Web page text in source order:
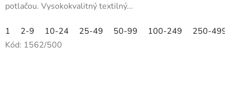
potlačou. Vysokokvalitný textilný...
1 2-9 10-24 25-49 50-99 100-249
250-499
Kód: 1562/500